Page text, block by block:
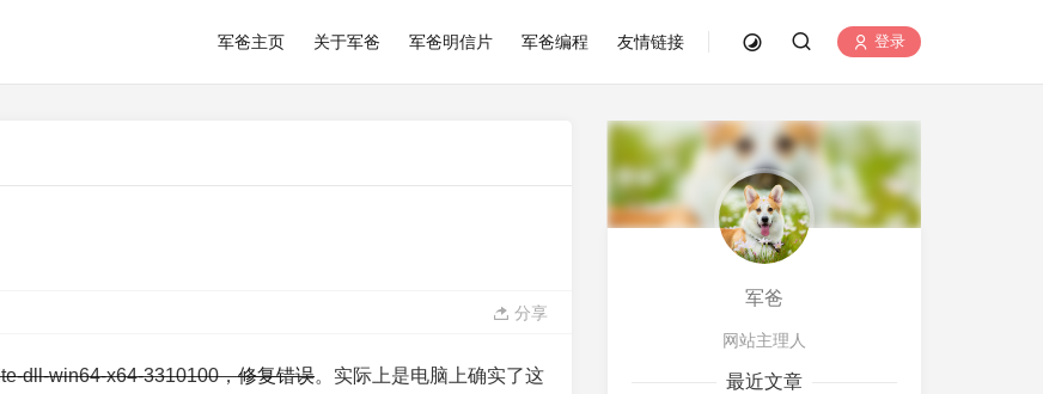
军爸主页 关于军爸 军爸明信片 军爸编程 友情链接 登录
分享
dll-win64-x64-3310100，修复错误。实际上是电脑上确实了这
军爸
网站主理人
最近文章